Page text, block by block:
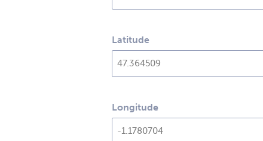
Latitude
Longitude